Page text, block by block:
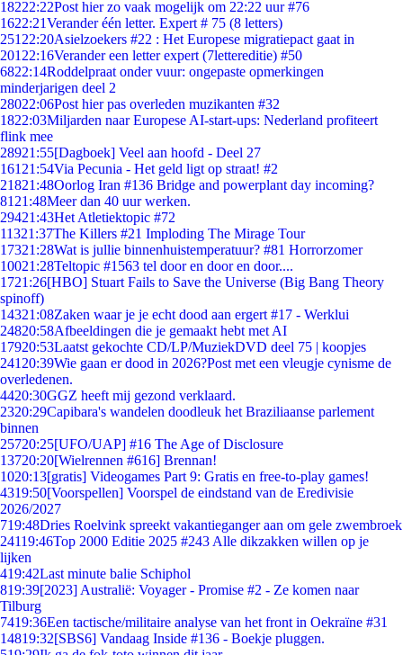
18222:22Post hier zo vaak mogelijk om 22:22 uur #76
1622:21Verander één letter. Expert # 75 (8 letters)
251 22:20Asielzoekers #22 : Het Europese migratiepact gaat in
201 22:16Verander een letter expert (7lettereditie) #50
6822:14Roddelpraat onder vuur: ongepaste opmerkingen
minderjarigen deel 2
28022:06Post hier pas overleden muzikanten #32
1822:03Miljarden naar Europese AI-start-ups: Nederland profiteert
flink mee
28921:55[Dagboek] Veel aan hoofd - Deel 27
161 21:54Via Pecunia - Het geld ligt op straat! #2
21821:48Oorlog Iran #136 Bridge and powerplant day incoming?
81 21:48Meer dan 40 uur werken.
29421:43Het Atletiektopic #72
11321:37The Killers #21 Imploding The Mirage Tour
17321:28Wat is jullie binnenhuistemperatuur? #81 Horrorzomer
10021:28Teltopic #1563 tel door en door en door....
1721:26[HBO] Stuart Fails to Save the Universe (Big Bang Theory
spinoff)
14321:08Zaken waar je je echt dood aan ergert #17 - Werklui
24820:58Afbeeldingen die je gemaakt hebt met AI
17920:53Laatst gekochte CD/LP/MuziekDVD deel 75 | koopjes
241 20:39Wie gaan er dood in 2026?Post met een vleugje cynisme de
overledenen.
4420:30GGZ heeft mij gezond verklaard.
2320:29Capibara's wandelen doodleuk het Braziliaanse parlement
binnen
25720:25[UFO/UAP] #16 The Age of Disclosure
13720:20[Wielrennen #616] Brennan!
1020:13[gratis] Videogames Part 9: Gratis en free-to-play games!
4319:50[Voorspellen] Voorspel de eindstand van de Eredivisie
2026/2027
719:48Dries Roelvink spreekt vakantieganger aan om gele zwembroek
24119:46Top 2000 Editie 2025 #243 Alle dikzakken willen op je
lijken
419:42Last minute balie Schiphol
819:39[2023] Australië: Voyager - Promise #2 - Ze komen naar
Tilburg
7419:36Een tactische/militaire analyse van het front in Oekraïne #31
14819:32[SBS6] Vandaag Inside #136 - Boekje pluggen.